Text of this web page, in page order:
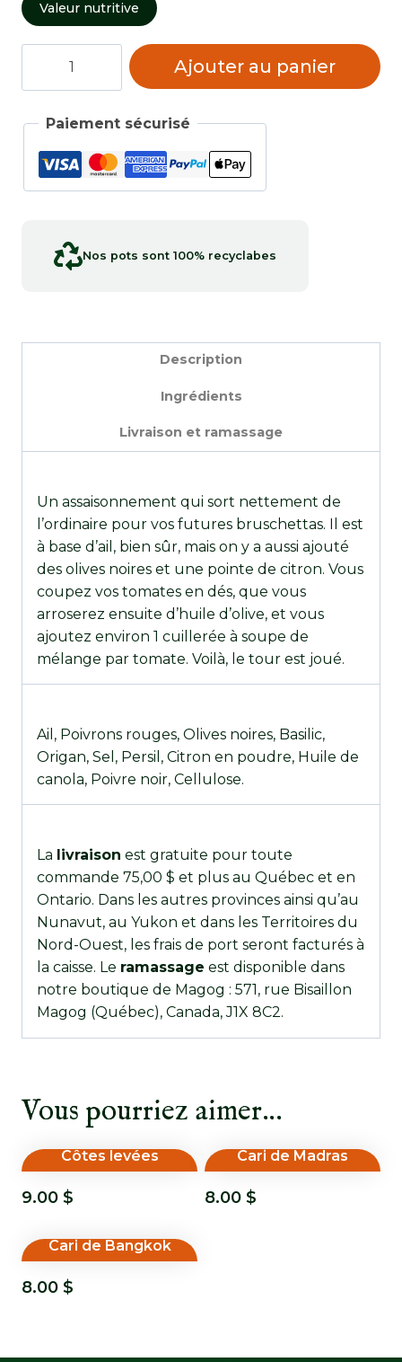
Valeur nutritive
Ajouter au panier
Paiement sécurisé
Nos pots sont 100% recyclabes
Description
Ingrédients
Livraison et ramassage
Un assaisonnement qui sort nettement de
l’ordinaire pour vos futures bruschettas. Il est
à base d’ail, bien sûr, mais on y a aussi ajouté
des olives noires et une pointe de citron. Vous
coupez vos tomates en dés, que vous
arroserez ensuite d’huile d’olive, et vous
ajoutez environ 1 cuillerée à soupe de
mélange par tomate. Voilà, le tour est joué.
Ail, Poivrons rouges, Olives noires, Basilic,
Origan, Sel, Persil, Citron en poudre, Huile de
canola, Poivre noir, Cellulose.
La livraison est gratuite pour toute
commande 75,00 $ et plus au Québec et en
Ontario. Dans les autres provinces ainsi qu’au
Nunavut, au Yukon et dans les Territoires du
Nord-Ouest, les frais de port seront facturés à
la caisse. Le ramassage est disponible dans
notre boutique de Magog : 571, rue Bisaillon
Magog (Québec), Canada, J1X 8C2.
Vous pourriez aimer…
Côtes levées
9.00 $
Cari de Madras
8.00 $
Cari de Bangkok
8.00 $